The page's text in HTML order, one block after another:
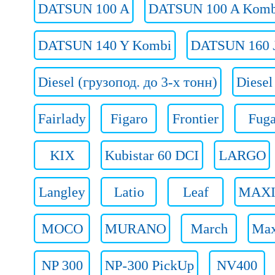
DATSUN 100 A DATSUN 100 A
DATSUN 140 Y Kombi DATSUN 160
Diesel (грузопод. до 3-х тонн)
Fairlady Figaro Frontier Fuga
KIX Kubistar 60 DCI LARGO
Langley Latio Leaf
MOCO MURANO March
NP 300 NP-300 PickUp NV400